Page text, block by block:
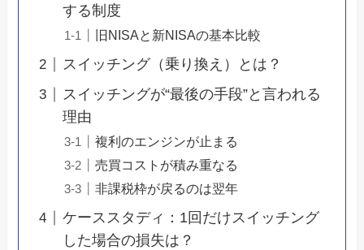
する制度
旧NISAと新NISAの基本比較
スイッチング（乗り換え）とは？
スイッチングが“最後の手段”と言われる
理由
複利のエンジンが止まる
売買コストが積み重なる
非課税枠が戻るのは翌年
ケーススタディ：1回だけスイッチング
した場合の損失は？